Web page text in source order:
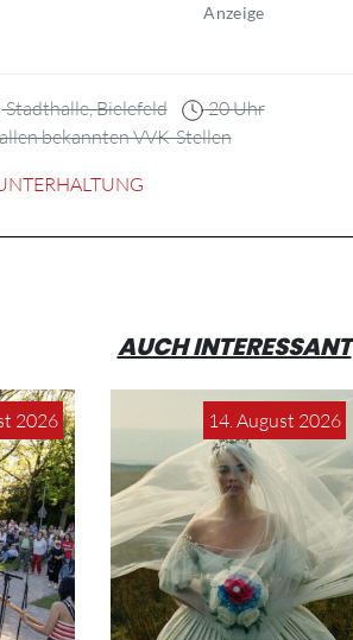
Anzeige
Stadthalle, Bielefeld
20 Uhr
bekannten VVK-Stellen
AUCH INTERESSANT
2026 14. August 2026